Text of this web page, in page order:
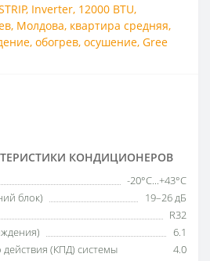
, Inverter, 12000 BTU,
, Молдова, квартира средняя,
, обогрев, осушение, Gree
КОНДИЦИОНЕРОВ
-20°C...+43°C
блок)
19–26 дБ
R32
6.1
(КПД) системы
4.0